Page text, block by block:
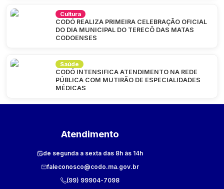
Cultura
CODÓ REALIZA PRIMEIRA CELEBRAÇÃO OFICIAL
DO DIA MUNICIPAL DO TERECÔ DAS MATAS
CODOENSES
Saúde
CODÓ INTENSIFICA ATENDIMENTO NA REDE
PÚBLICA COM MUTIRÃO DE ESPECIALIDADES
MÉDICAS
Atendimento
de segunda a sexta das 8h às 14h
faleconosco@codo.ma.gov.br
(99) 99904-7098